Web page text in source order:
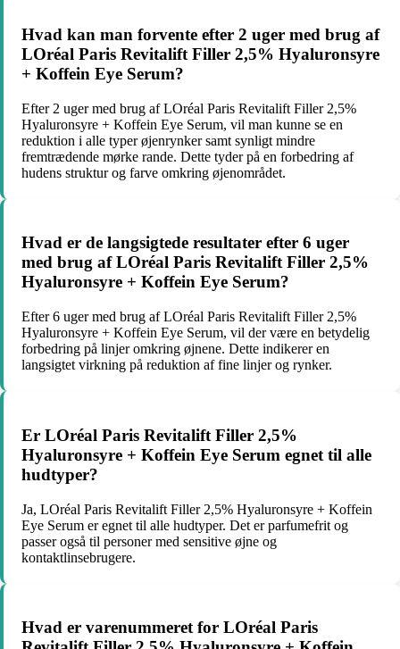
Hvad kan man forvente efter 2 uger med brug af
LOréal Paris Revitalift Filler 2,5% Hyaluronsyre
+ Koffein Eye Serum?
Efter 2 uger med brug af LOréal Paris Revitalift Filler 2,5%
Hyaluronsyre + Koffein Eye Serum, vil man kunne se en
reduktion i alle typer øjenrynker samt synligt mindre
fremtrædende mørke rande. Dette tyder på en forbedring af
hudens struktur og farve omkring øjenområdet.
Hvad er de langsigtede resultater efter 6 uger
med brug af LOréal Paris Revitalift Filler 2,5%
Hyaluronsyre + Koffein Eye Serum?
Efter 6 uger med brug af LOréal Paris Revitalift Filler 2,5%
Hyaluronsyre + Koffein Eye Serum, vil der være en betydelig
forbedring på linjer omkring øjnene. Dette indikerer en
langsigtet virkning på reduktion af fine linjer og rynker.
Er LOréal Paris Revitalift Filler 2,5%
Hyaluronsyre + Koffein Eye Serum egnet til alle
hudtyper?
Ja, LOréal Paris Revitalift Filler 2,5% Hyaluronsyre + Koffein
Eye Serum er egnet til alle hudtyper. Det er parfumefrit og
passer også til personer med sensitive øjne og
kontaktlinsebrugere.
Hvad er varenummeret for LOréal Paris